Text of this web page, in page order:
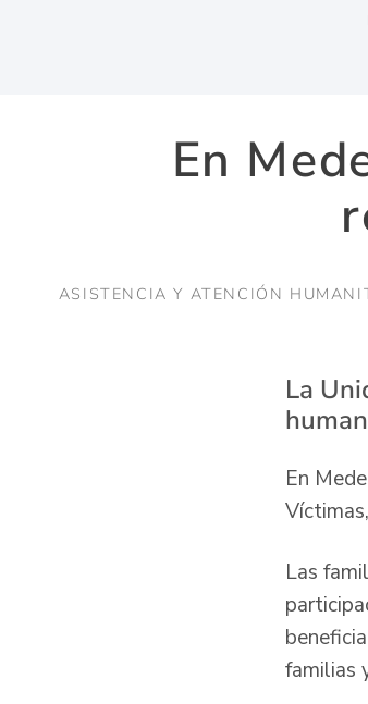
En
ASISTENCIA Y ATENCIÓN
La
En
Las
familias